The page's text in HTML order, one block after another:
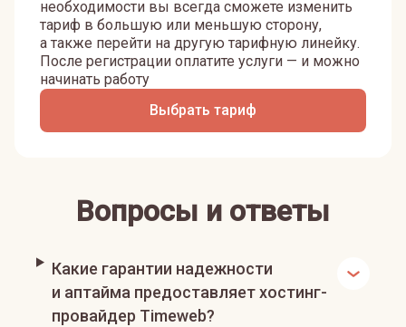
необходимости вы всегда сможете изменить
тариф в большую или меньшую сторону,
а также перейти на другую тарифную линейку.
После регистрации оплатите услуги — и можно
начинать работу
Выбрать тариф
Вопросы и ответы
Какие гарантии надежности
и аптайма предоставляет хостинг-
провайдер Timeweb?